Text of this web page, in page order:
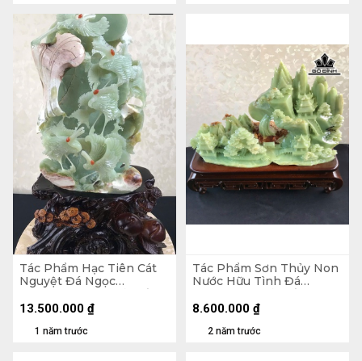
Tác Phẩm Hạc Tiên Cát
Nguyệt Đá Ngọc
- Riêng Đá Cao 37 Ngang
1 năm trước
13.500.000 ₫
Tác Phẩm Sơn Thủy Non
Nước Hữu Tình Đá
- Riêng Đá Cao 30 Ngang
2 năm trước
8.600.000 ₫